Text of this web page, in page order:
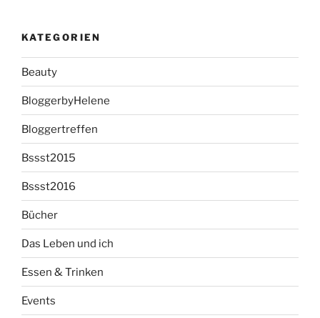
KATEGORIEN
Beauty
BloggerbyHelene
Bloggertreffen
Bssst2015
Bssst2016
Bücher
Das Leben und ich
Essen & Trinken
Events